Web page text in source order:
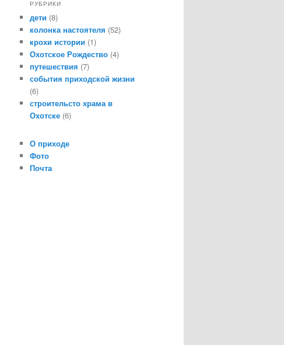
РУБРИКИ
дети (8)
колонка настоятеля (52)
крохи истории (1)
Охотское Рождество (4)
путешествия (7)
события приходской жизни
(6)
строительсто храма в
Охотске (6)
О приходе
Фото
Почта